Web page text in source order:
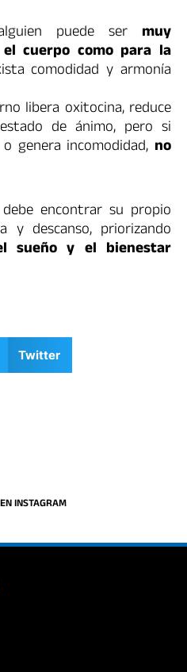
puede ser muy
cuerpo como para la
comodidad y armonía
libera oxitocina, reduce
de ánimo, pero si
genera incomodidad, no
encontrar su propio
y descanso, priorizando
sueño y el bienestar
Twitter
INSTAGRAM